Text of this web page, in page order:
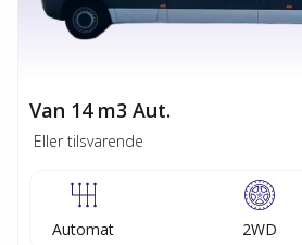
Van 14 m3 Aut.
Eller tilsvarende
Automat 2WD